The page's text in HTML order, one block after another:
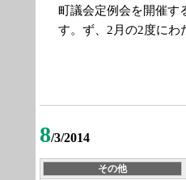
町議会定例会を開催す
す。 ず、 2月の2度にわ
8/3/2014
その他